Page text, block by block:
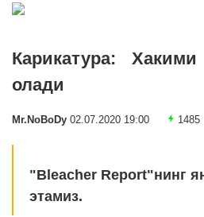
Карикатура:
олади
Mr.NoBoDy 02.07.2020 19:00 1485
"Bleacher Report"нинг
этамиз.